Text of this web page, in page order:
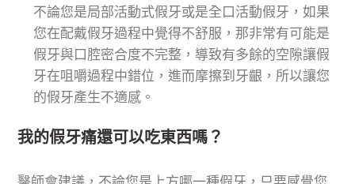
不論您是局部活動式假牙或是全口活動假牙，如果
您在配戴假牙過程中覺得不舒服，那非常有可能是
假牙與口腔密合度不完整，導致有多餘的空隙讓假
牙在咀嚼過程中錯位，進而摩擦到牙齦，所以讓您
的假牙產生不適感。
我的假牙痛還可以吃東西嗎？